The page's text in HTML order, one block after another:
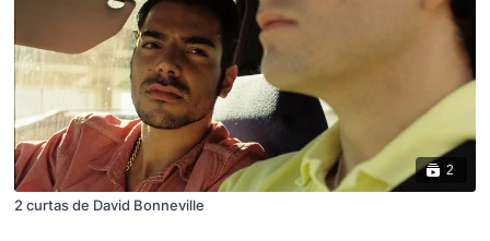
2
2 curtas de David Bonneville